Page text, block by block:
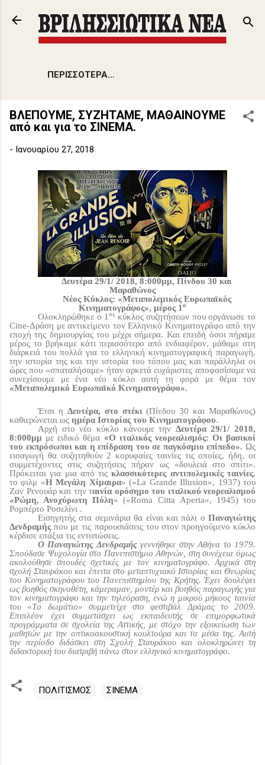
Μετάβαση στο κύριο περιεχόμενο
ΠΕΡΙΣΣΌΤΕΡΑ…
ΒΛΕΠΟΥΜΕ, ΣΥΖΗΤΑΜΕ, ΜΑΘΑΙΝΟΥΜΕ
από και για το ΣΙΝΕΜΑ.
- Ιανουαρίου 27, 2018
Δευτέρα 29/1/ 2018, 8:000μμ, Πίνδου 30 και
Μαραθώνος
Νέος Κύκλος: «Μεταπολεμικός Ευρωπαϊκός
Κινηματογράφος», μέρος 1 ο
Ολοκληρώθηκε ο 1οςκύκλος συζητήσεων που οργάνωσε το
Cine-Δράση με αντικείμενο τον Ελληνικό Κινηματογράφο από την
εποχή της δημιουργίας του μέχρι σήμερα. Και επειδή όσοι πήραμε
μέρος το βρήκαμε κάτι περισσότερο από ενδιαφέρον, μάθαμε στη
διάρκειά του πολλά για το ελληνική κινηματογραφική παραγωγή,
την ιστορία της και την ιστορία του τόπου μας και παράλληλα οι
ώρες που «σπαταλήσαμε» ήταν αρκετά ευχάριστες αποφασίσαμε να
συνεχίσουμε με ένα νέο κύκλο αυτή τη φορά με θέμα τον
«Μεταπολεμικό Ευρωπαϊκό Κινηματογράφο».
Έτσι η Δευτέρα, στο στέκι(Πίνδου 30 και Μαραθώνος)
καθιερώνεται ως ημέρα Ιστορίας του Κινηματογράφου.
Αρχή στο νέο κύκλο κάνουμε την Δευτέρα 29/1/ 2018,
8:000μμ με ειδικό θέμα «Ο ιταλικός νεορεαλισμός: Οι βασικοί
του εκπρόσωποι και η επίδραση του σε παγκόσμιο επίπεδο». Ως
εισαγωγή θα συζητηθούν 2 κορυφαίες ταινίες τις οποίες, ήδη, οι
συμμετέχοντες στις συζητήσεις πήραν ως «δουλειά στο σπίτι».
Πρόκειται για μια απότις κλασσικότερες αντιπολεμικές ταινίες,
το φιλμ «Η Μεγάλη Χίμαιρα» («La Grande Illusion», 1937) του
Ζαν Ρενουάρ και την ταινία ορόσημο του ιταλικού νεορεαλισμού
«Ρώμη, Ανοχύρωτη Πόλη» («Roma Citta Aperta», 1945) του
Ρομπέρτο Ροσελίνι .
Εισηγητής στα σεμινάρια θα είναι και πάλι ο Παναγιώτης
Δενδραμής που με τις παρουσιάσεις του στον προηγούμενο κύκλο
κέρδισε επάξια τις εντυπώσεις.
Ο Παναγιώτης Δενδραμήςγεννήθηκε στην Αθήνα το 1979.
Σπούδασε Ψυχολογία στο Πανεπιστήμιο Αθηνών, στη συνέχεια όμως
ακολούθησε σπουδές σχετικές με τον κινηματογράφο. Αρχικά στη
σχολή Σταυράκου και έπειτα στο μεταπτυχιακό Ιστορίας και Θεωρίας
του Κινηματογράφου του Πανεπιστημίου της Κρήτης. Έχει δουλέψει
ως βοηθός σκηνοθέτη, κάμεραμαν, μοντέρ και βοηθός παραγωγής για
τον κινηματογράφο και την τηλεόραση, ενώ η μικρού μήκους ταινία
του «Tο δωμάτιο» συμμετείχε στο φεστιβάλ Δράμας το 2009.
Επιπλέον έχει συμμετάσχει ως εκπαιδευτής σε επιμορφωτικά
προγράμματα σε σχολεία της Αττικής, με στόχο την εξοικείωση των
μαθητών με την οπτικοακουστική κουλτούρα και τα μέσα της. Αυτή
την περίοδο διδάσκει στη Σχολή Σταυράκου και ολοκληρώνει τη
διδακτορική του διατριβή πάνω στον ελληνικό κινηματογράφο.
ΠΟΛΙΤΙΣΜΟΣ ΣΙΝΕΜΑ